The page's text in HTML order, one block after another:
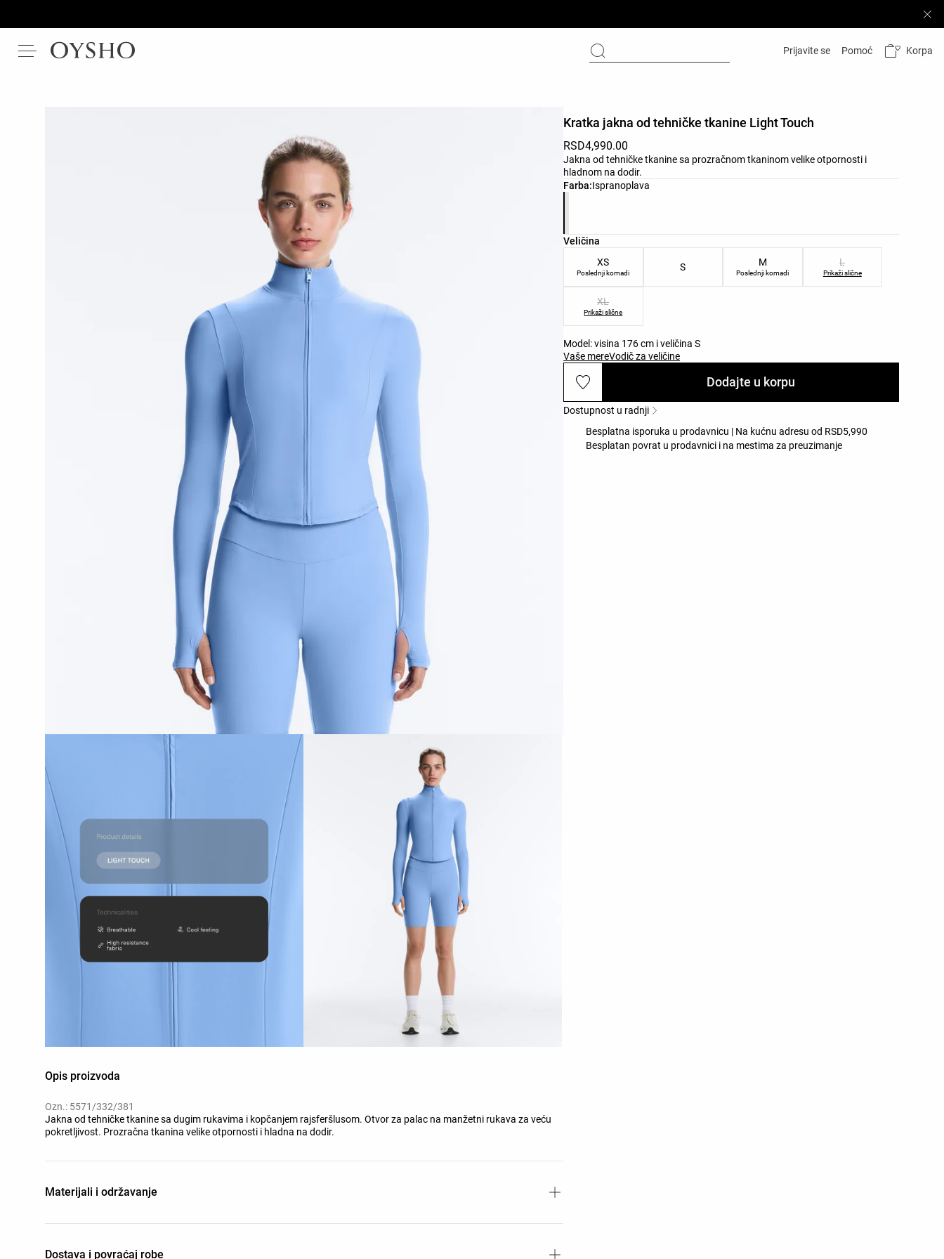
Prijavite se Pomoć Korpa
Opis proizvoda
Ozn.: 5571/332/381
Jakna od tehničke tkanine sa dugim rukavima i kopčanjem rajsferšlusom. Otvor za palac na manžetni rukava za veću
pokretljivost. Prozračna tkanina velike otpornosti i hladna na dodir.
Materijali i održavanje
Dostava i povraćaj robe
Farba:Ispranoplava
Списак боја производа
Kratka jakna od tehničke tkanine Light Touch
RSD4,990.00
Jakna od tehničke tkanine sa prozračnom tkaninom velike otpornosti i
hladnom na dodir.
Veličina
Списак величина производа
XS
Poslednji komadi
S M
Poslednji komadi
L
Prikaži slične
XL
Prikaži slične
Model: visina 176 cm i veličina S
Vaše mereVodič za veličine
Dodajte u korpu
Dostupnost u radnji
Besplatna isporuka u prodavnicu | Na kućnu adresu od RSD5,990
Besplatan povrat u prodavnici i na mestima za preuzimanje